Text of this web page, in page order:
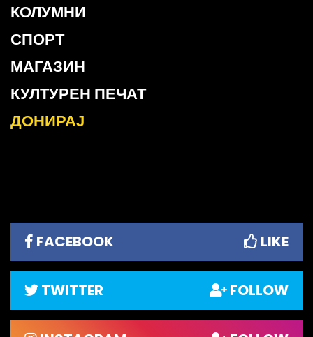
КОЛУМНИ
СПОРТ
МАГАЗИН
КУЛТУРЕН ПЕЧАТ
ДОНИРАЈ
FACEBOOK LIKE
TWITTER FOLLOW